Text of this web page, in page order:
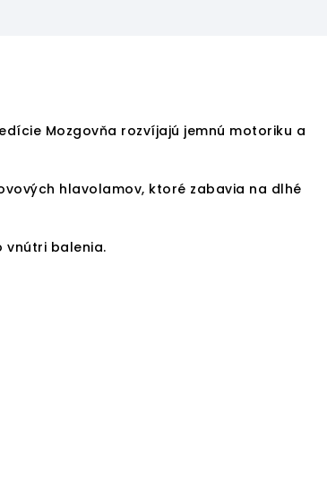
Mozgovňa rozvíjajú jemnú motoriku a
hlavolamov, ktoré zabavia na dlhé
vnútri balenia.